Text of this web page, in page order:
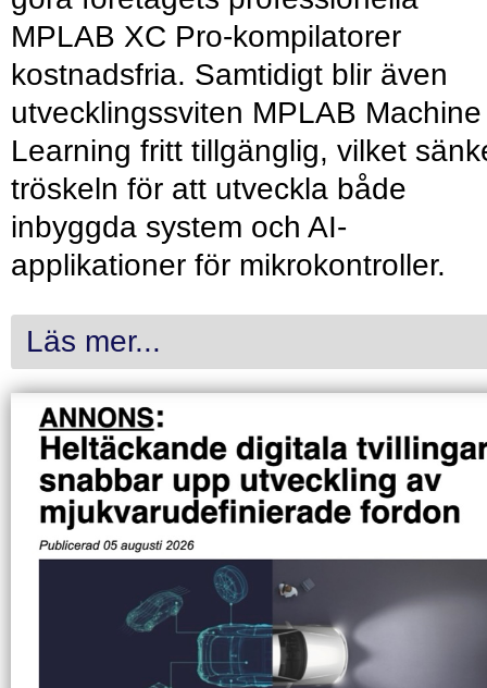
MPLAB XC Pro-kompilatorer
kostnadsfria. Samtidigt blir även
utvecklingssviten MPLAB Machine
Learning fritt tillgänglig, vilket
tröskeln för att utveckla både
inbyggda system och AI-
applikationer för mikrokontroller.
Läs mer...